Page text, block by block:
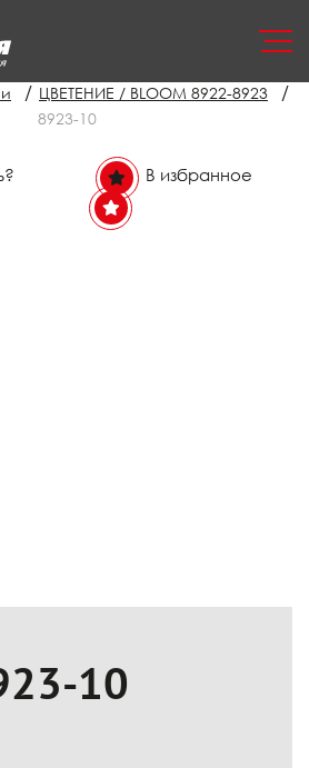
/ ЦВЕТЕНИЕ / BLOOM 8922-8923 /
8923-10
В избранное
10